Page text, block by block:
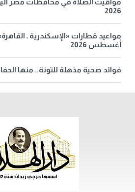
2026
أغسطس 2026
فوائد صحية مذهلة للتونة.. منها